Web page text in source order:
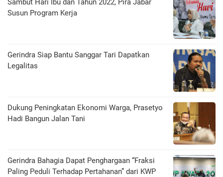
Sambut Hari Ibu dan Tahun 2022, Pira Jabar
Susun Program Kerja
Gerindra Siap Bantu Sanggar Tari Dapatkan
Legalitas
Dukung Peningkatan Ekonomi Warga, Prasetyo
Hadi Bangun Jalan Tani
Gerindra Bahagia Dapat Penghargaan “Fraksi
Paling Peduli Terhadap Pertahanan” dari KWP